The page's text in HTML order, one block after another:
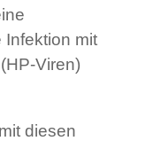
Infektion mit
Viren)
diesen